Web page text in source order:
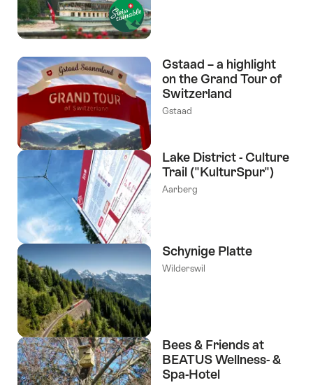
Gstaad – a highlight
on the Grand Tour of
Switzerland
Gstaad
Lake District - Culture
Trail ("KulturSpur")
Aarberg
Schynige Platte
Wilderswil
Bees & Friends at
BEATUS Wellness- &
Spa-Hotel